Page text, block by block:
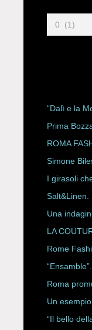
“Dalì e la
Prima
P/E 2027
ROMA
HAUTE
Simone
ESPY
I girasoli
Salt&Linen.
Una
LA
CON
ROBERTA
Rome
Storici
Roma
Un
Rete Slow
“Il bello